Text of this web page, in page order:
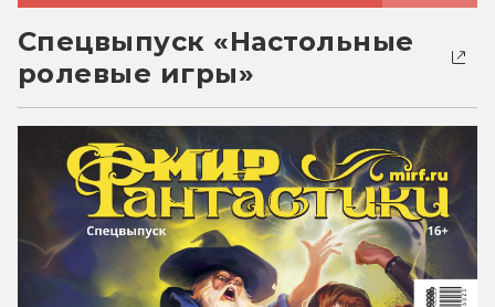
Спецвыпуск «Настольные
ролевые игры»